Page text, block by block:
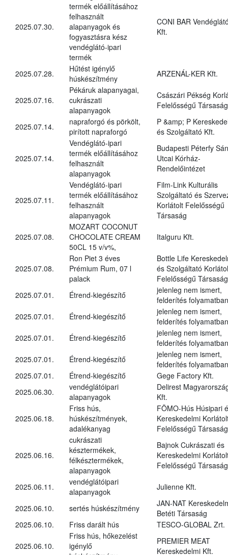
2025.07.30.
termék előállításához
felhasznált
alapanyagok és
fogyasztásra kész
vendéglátó-ipari
termék
CONI BAR
Kft.
2025.07.28.
Hűtést igénylő
húskészítmény
ARZENÁL-KER Kft.
2025.07.16.
Pékáruk alapanyagai,
cukrászati
alapanyagok
Császári Pékség
Felelősségű Társaság
2025.07.14.
napraforgó és pörkölt,
pirított napraforgó
P &amp; P
és Szolgáltató Kft.
2025.07.14.
Vendéglátó-ipari
termék előállításához
felhasznált
alapanyagok
Budapesti Péterfy
Utcai Kórház-
Rendelőintézet
2025.07.11.
Vendéglátó-ipari
termék előállításához
felhasznált
alapanyagok
Film-Link Kulturális
Szolgáltató és
Korlátolt Felelősségű
Társaság
2025.07.08.
MOZART COCONUT
CHOCOLATE CREAM
50CL 15 v/v%,
Italguru Kft.
2025.07.08.
Ron Piet 3 éves
Prémium Rum, 07 l
palack
Bottle Life
és Szolgáltató
Felelősségű Társaság
2025.07.01.
Étrend-kiegészítő
jelenleg nem ismert,
felderítés folyamatban
2025.07.01.
Étrend-kiegészítő
jelenleg nem ismert,
felderítés folyamatban
2025.07.01.
Étrend-kiegészítő
jelenleg nem ismert,
felderítés folyamatban
2025.07.01.
Étrend-kiegészítő
jelenleg nem ismert,
felderítés folyamatban
2025.07.01.
Étrend-kiegészítő
Gege Factory Kft.
2025.06.30.
vendéglátóipari
alapanyagok
Delirest
Kft.
2025.06.18.
Friss hús,
húskészítmények,
adalékanyag
FÖMO-Hús Húsipari
Kereskedelmi
Felelősségű Társaság
2025.06.16.
cukrászati
késztermékek,
félkésztermékek,
alapanyagok
Bajnok Cukrászati és
Kereskedelmi
Felelősségű Társaság
2025.06.11.
vendéglátóipari
alapanyagok
Julienne Kft.
2025.06.10. sertés húskészítmény
JAN-NAT
Betéti Társaság
2025.06.10.
Friss darált hús TESCO-GLOBAL Zrt.
2025.06.10.
Friss hús, hőkezelést
igénylő
PREMIER MEAT
Kereskedelmi Kft.